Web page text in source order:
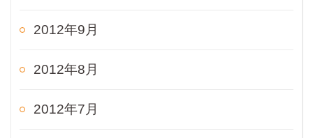
2012年9月
2012年8月
2012年7月